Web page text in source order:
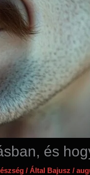
és
/ Által Bajusz /